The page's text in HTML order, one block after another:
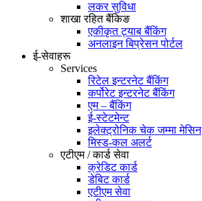
लकर सुविधा
शाखा रहित बैंकिङ
एकीकृत ट्याब बैंकिंग
अनलाइन बिप्रेसन पोर्टल
ई-सेवाहरू
Services
रिटेल इन्टरनेट बैंकिंग
कर्पोरेट इन्टरनेट बैंकिंग
एम – बैंकिंग
ई-स्टेटमेन्ट
इलेक्ट्रोनिक चेक जम्मा मेसिन
मिस्ड-कल अलर्ट
एटीएम / कार्ड सेवा
क्रेडिट कार्ड
डेबिट कार्ड
एटीएम सेवा